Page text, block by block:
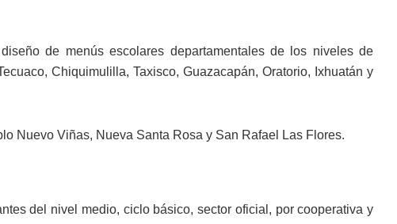
de menús escolares departamentales de los niveles de
Chiquimulilla, Taxisco, Guazacapán, Oratorio, Ixhuatán y
Nuevo Viñas, Nueva Santa Rosa y San Rafael Las Flores.
del nivel medio, ciclo básico, sector oficial, por cooperativa y